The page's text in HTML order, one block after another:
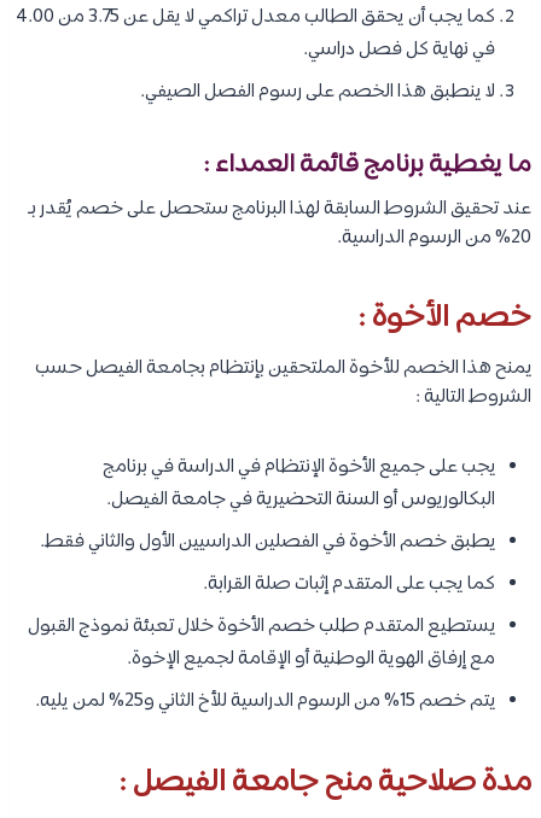
كما يجب أن يحقق الطالب معدل تراكمي لا يقل عن 3.75 من 4.00
في نهاية كل فصل دراسي.
لا ينطبق هذا الخصم على رسوم الفصل الصيفي.
ما يغطية برنامج قائمة العمداء :
عند تحقيق الشروط السابقة لهذا البرنامج ستحصل على خصم يُقدر بـ
20% من الرسوم الدراسية.
خصم الأخوة :
يمنح هذا الخصم للأخوة الملتحقين بإنتظام بجامعة الفيصل حسب
الشروط التالية :
يجب على جميع الأخوة الإنتظام في الدراسة في برنامج
البكالوريوس أو السنة التحضيرية في جامعة الفيصل.
يطبق خصم الأخوة في الفصلين الدراسيين الأول والثاني فقط.
كما يجب على المتقدم إثبات صلة القرابة.
يستطيع المتقدم طلب خصم الأخوة خلال تعبئة نموذج القبول
مع إرفاق الهوية الوطنية أو الإقامة لجميع الإخوة.
يتم خصم 15% من الرسوم الدراسية للأخ الثاني و25% لمن يليه.
مدة صلاحية منح جامعة الفيصل :